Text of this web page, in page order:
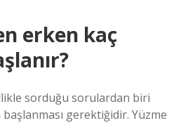
erken kaç
sorduğu sorulardan biri
gerektiğidir. Yüzme